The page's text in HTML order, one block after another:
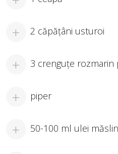
2 căpățâni usturoi
3 crenguțe rozmarin
piper
50-100 ml ulei